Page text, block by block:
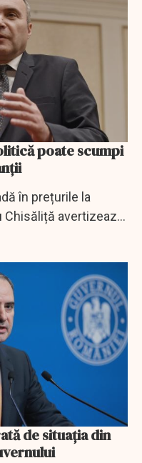
poate scumpi
în prețurile la
Chisăliță avertizează
dacă instabilitatea
de situația din